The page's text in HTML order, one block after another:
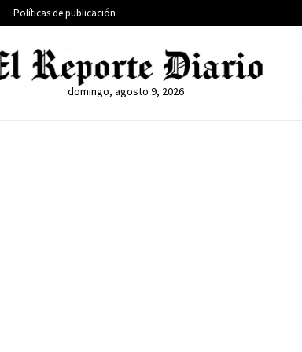
Políticas de publicación
domingo, agosto 9, 2026